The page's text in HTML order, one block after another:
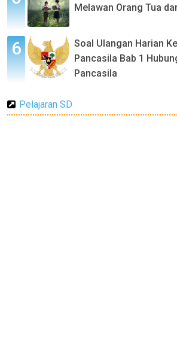
Melawan Orang Tua
Soal Ulangan Harian
Pancasila Bab 1
Pancasila
Pelajaran SD